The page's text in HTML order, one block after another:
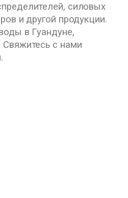
силовых
и другой продукции.
в Гуандуне,
с нами